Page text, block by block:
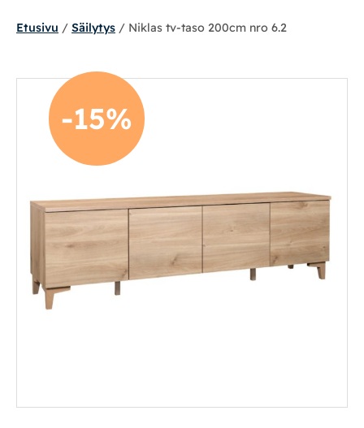
Sohvat
Nojatuolit
Mekanismituolit
Makuuhuone
Pöydät ja tuolit
Säilytys
Etusivu / Säilytys / Niklas tv-taso 200cm nro 6.2
-15%